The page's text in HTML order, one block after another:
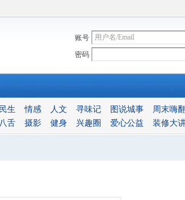
账号
密码
生 情感 人文 寻味记 图说城事 周末嗨
舌
摄影 健身 兴趣圈 爱心公益 装修大